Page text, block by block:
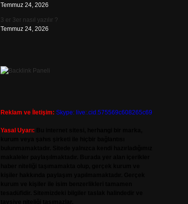
Temmuz 24, 2026
3 er 3er nasıl yazılır ?
Temmuz 24, 2026
Reklam ve İletişim: Skype: live:.cid.575569c608265c69
Yasal Uyarı: